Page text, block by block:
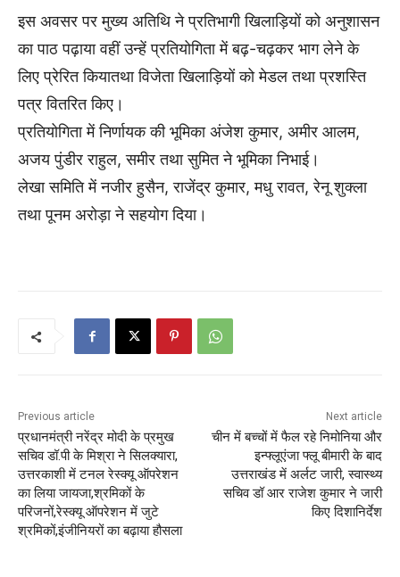
इस अवसर पर मुख्य अतिथि ने प्रतिभागी खिलाड़ियों को अनुशासन
का पाठ पढ़ाया वहीं उन्हें प्रतियोगिता में बढ़-चढ़कर भाग लेने के
लिए प्रेरित कियातथा विजेता खिलाड़ियों को मेडल तथा प्रशस्ति
पत्र वितरित किए।
प्रतियोगिता में निर्णायक की भूमिका अंजेश कुमार, अमीर आलम,
अजय पुंडीर राहुल, समीर तथा सुमित ने भूमिका निभाई।
लेखा समिति में नजीर हुसैन, राजेंद्र कुमार, मधु रावत, रेनू शुक्ला
तथा पूनम अरोड़ा ने सहयोग दिया।
Previous article
प्रधानमंत्री नरेंद्र मोदी के प्रमुख
सचिव डॉ.पी के मिश्रा ने सिलक्यारा,
उत्तरकाशी में टनल रेस्क्यू ऑपरेशन
का लिया जायजा,श्रमिकों के
परिजनों,रेस्क्यू ऑपरेशन में जुटे
श्रमिकों,इंजीनियरों का बढ़ाया हौसला
Next article
चीन में बच्चों में फैल रहे निमोनिया और
इन्फ्लूएंजा फ्लू बीमारी के बाद
उत्तराखंड में अर्लट जारी, स्वास्थ्य
सचिव डॉ आर राजेश कुमार ने जारी
किए दिशानिर्देश